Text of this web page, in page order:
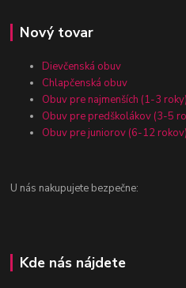
Nový tovar
Dievčenská obuv
Chlapčenská obuv
Obuv pre najmenších (1-3 roky)
Obuv pre predškolákov (3-5
Obuv pre juniorov (6-12 rokov)
U nás nakupujete bezpečne:
Kde nás nájdete